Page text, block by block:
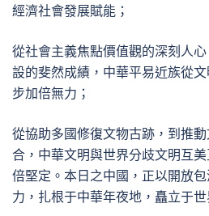
經濟社會發展賦能；
從社會主義焦點價值觀的深刻人
設的斐然成績，中華平易近族從
步加倍無力；
從協助多國修復文物古跡，到推
合，中華文明與世界分歧文明互
倍堅定。本日之中國，正以開放
力，扎根于中華年夜地，矗立于世